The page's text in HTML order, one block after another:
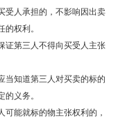
受人承担的，不影响因出卖
权利。
证第三人不得向买受人主张
当知道第三人对买卖的标的
义务。
可能就标的物主张权利的，